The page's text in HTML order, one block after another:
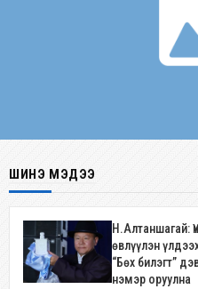
ШИНЭ МЭДЭЭ
Н.Алтаншагай:
өвлүүлэн
“Бөх билэгт”
нэмэр оруулна